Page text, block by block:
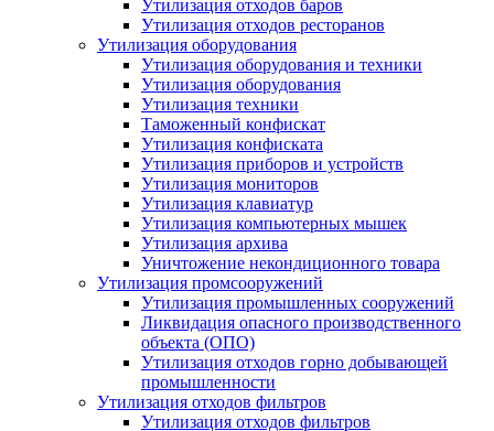
Утилизация отходов баров
Утилизация отходов ресторанов
Утилизация оборудования
Утилизация оборудования и техники
Утилизация оборудования
Утилизация техники
Таможенный конфискат
Утилизация конфиската
Утилизация приборов и устройств
Утилизация мониторов
Утилизация клавиатур
Утилизация компьютерных мышек
Утилизация архива
Уничтожение некондиционного товара
Утилизация промсооружений
Утилизация промышленных сооружений
Ликвидация опасного производственного
объекта (ОПО)
Утилизация отходов горно добывающей
промышленности
Утилизация отходов фильтров
Утилизация отходов фильтров